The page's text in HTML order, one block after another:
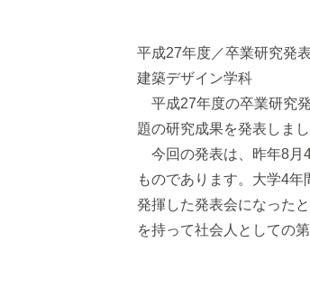
平成27年度／卒業研究発
建築デザイン学科
平成27年度の卒業研究
題の研究成果を発表しま
今回の発表は、昨年8月
ものであります。大学4
発揮した発表会になった
を持って社会人としての